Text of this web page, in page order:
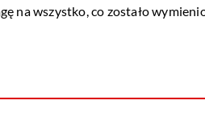
na wszystko, co zostało